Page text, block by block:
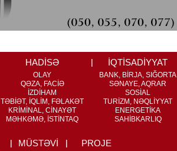
HADİSƏ
OLAY
QƏZA, FACİƏ
İZDİHAM
TƏBİƏT, İQLİM, FƏLAKƏT
KRİMİNAL, CİNAYƏT
MƏHKƏMƏ, İSTİNTAQ
İQTİSADİYYAT
BANK, BİRJA, SIĞORTA
SƏNAYE, AQRAR
SOSİAL
TURİZM, NƏQLİYYAT
ENERGETİKA
SAHİBKARLIQ
MÜSTƏVİ PROJE